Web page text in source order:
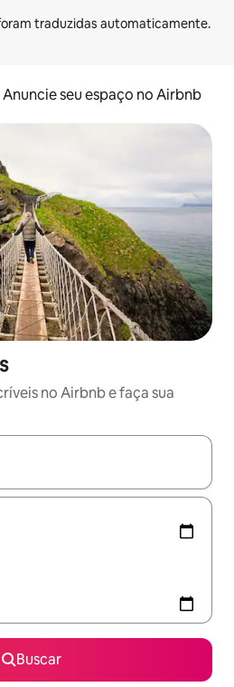
Anuncie seu espaço no Airbnb
no Airbnb e faça sua
disponíveis, explore-os
Buscar